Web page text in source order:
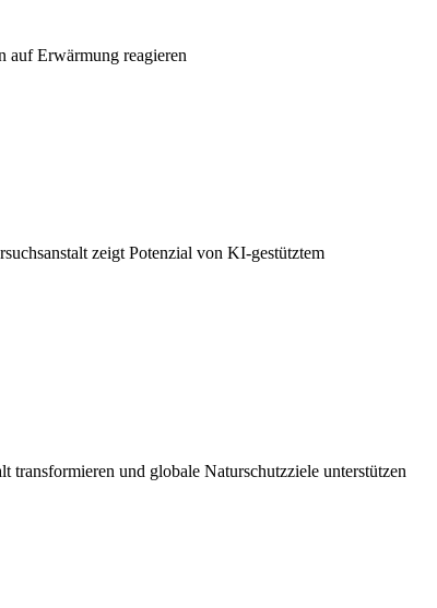
auf Erwärmung reagieren
zeigt Potenzial von KI-gestütztem
und globale Naturschutzziele unterstützen